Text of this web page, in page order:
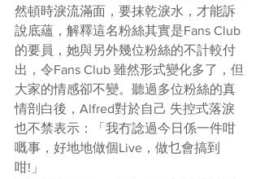
然頓時淚流滿面，要抹乾淚水，才能訴
說底蘊，解釋這名粉絲其實是Fans Club
的要員，她與另外幾位粉絲的不計較付
出，令Fans Club 雖然形式變化多了，但
大家的情感卻不變。聽過多位粉絲的真
情剖白後，Alfred對於自己 失控式落淚
也不禁表示：「我冇諗過今日係一件咁
嘅事，好地地做個Live，做乜會搞到
咁!」